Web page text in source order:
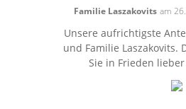
Familie Laszakovits am
Unsere aufrichtigste
und Familie Laszakovits.
Sie in Frieden